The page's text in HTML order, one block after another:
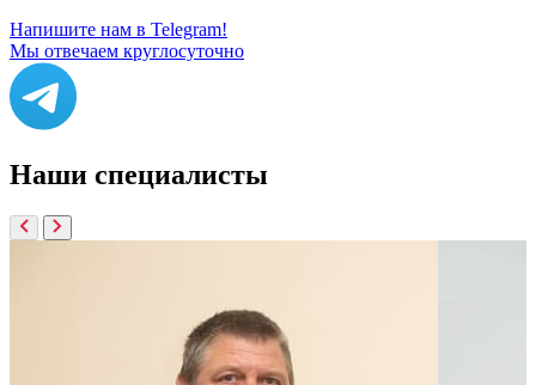
Напишите нам в Telegram!
Мы отвечаем круглосуточно
Наши специалисты